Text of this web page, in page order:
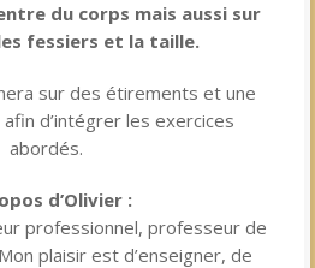
du corps mais aussi sur
fessiers et la taille.
sur des étirements et une
d’intégrer les exercices
abordés.
d’Olivier :
professionnel, professeur de
plaisir est d’enseigner, de